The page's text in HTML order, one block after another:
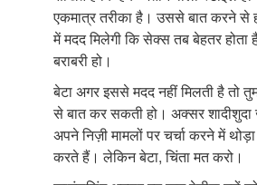
एकमात्र तरीका है। उससे बात करने
में मदद मिलेगी कि सेक्स तब बेहतर होता
बराबरी हो।
बेटा अगर इससे मदद नहीं मिलती है तो
से बात कर सकती हो। अक्सर
अपने निज़ी मामलों पर चर्चा करने में
करते हैं। लेकिन बेटा, चिंता मत करो।